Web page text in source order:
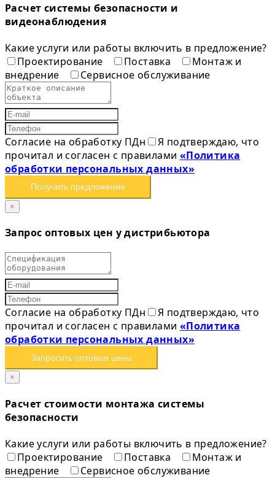
Расчет системы безопасности и
видеонаблюдения
Какие услуги или работы включить в предложение?
Проектирование
Поставка
Монтаж и
внедрение
Сервисное обслуживание
Согласие на обработку ПДн
Я подтверждаю, что
прочитал и согласен с правилами «Политика
обработки персональных данных»
Получить предложение
×
Запрос оптовых цен у дистрибьютора
Согласие на обработку ПДн
Я подтверждаю, что
прочитал и согласен с правилами «Политика
обработки персональных данных»
Запросить оптовые цены
×
Расчет стоимости монтажа системы
безопасности
Какие услуги или работы включить в предложение?
Проектирование
Поставка
Монтаж и
внедрение
Сервисное обслуживание